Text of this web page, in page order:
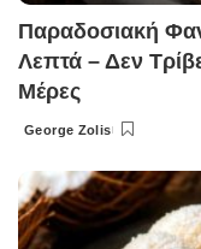
Παραδοσιακή
Λεπτά – Δεν
Μέρες
Posted
George Zolis